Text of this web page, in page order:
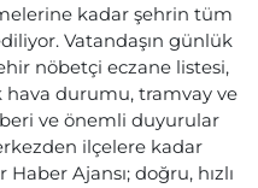
kadar şehrin tüm
Vatandaşın günlük
nöbetçi eczane listesi,
hava durumu, tramvay ve
ve önemli duyurular
ilçelere kadar
Ajansı; doğru, hızlı